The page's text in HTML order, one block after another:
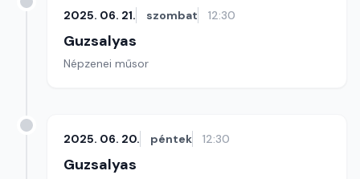
2025. 06. 21. szombat 12:30
Guzsalyas
Népzenei műsor
2025. 06. 20. péntek 12:30
Guzsalyas